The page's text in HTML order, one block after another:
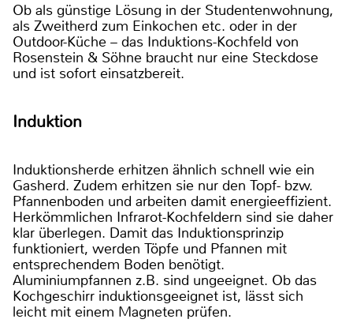
Ob als günstige Lösung in der Studentenwohnung,
als Zweitherd zum Einkochen etc. oder in der
Outdoor-Küche – das Induktions-Kochfeld von
Rosenstein & Söhne braucht nur eine Steckdose
und ist sofort einsatzbereit.
Induktion
Induktionsherde erhitzen ähnlich schnell wie ein
Gasherd. Zudem erhitzen sie nur den Topf- bzw.
Pfannenboden und arbeiten damit energieeffizient.
Herkömmlichen Infrarot-Kochfeldern sind sie daher
klar überlegen. Damit das Induktionsprinzip
funktioniert, werden Töpfe und Pfannen mit
entsprechendem Boden benötigt.
Aluminiumpfannen z.B. sind ungeeignet. Ob das
Kochgeschirr induktionsgeeignet ist, lässt sich
leicht mit einem Magneten prüfen.